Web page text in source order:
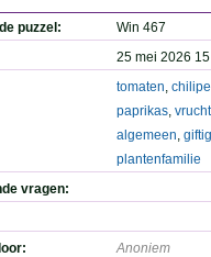
puzzel:
Win 467
25 mei 2026
tomaten,
paprikas,
algemeen,
plantenfamilie
vragen:
Anoniem